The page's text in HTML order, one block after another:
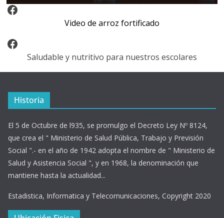
Video Arroz Fortificado
Video de arroz fortificado
Facebook
Saludable y nutritivo para nuestros escolares
Historia
El 5 de Octubre de l935, se promulgo el Decreto Ley Nº 8124,
que crea el " Ministerio de Salud Pública, Trabajo y Previsión
Social ".- en el año de 1942 adopta el nombre de " Ministerio de
Salud y Asistencia Social ", y en 1968, la denominación que
mantiene hasta la actualidad...
Estadistica, Informatica y Telecomunicaciones, Copyright 2020